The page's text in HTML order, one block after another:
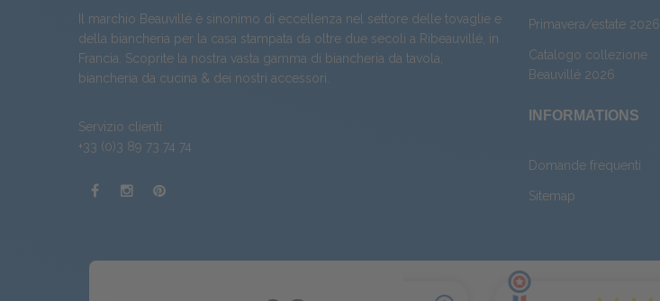
Il marchio Beauvillé è sinonimo di eccellenza nel settore delle tovaglie e
della biancheria per la casa stampata da oltre due secoli a Ribeauvillé, in
Francia. Scoprite la nostra vasta gamma di biancheria da tavola
biancheria da cucina & dei nostri accessori
Servizio clienti
+33 (0)3 89 73 74 74
Primavera/estate 2026
Catalogo collezione
Beauvillé 2026
INFORMATIONS
Domande frequenti
Sitemap